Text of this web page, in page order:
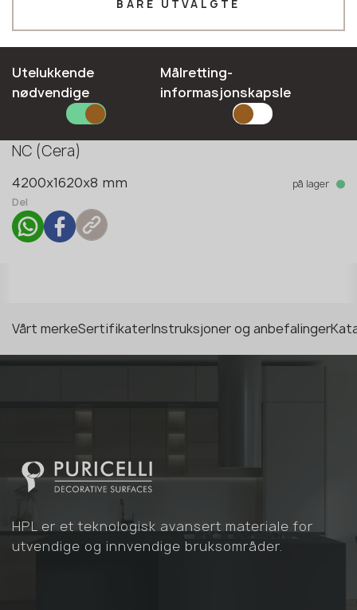
Kolleksjon
Indoor&Outdoor
NC (Cera)
4200x1620x8 mm
på lager
Del
Vårt merkeSertifikaterInstruksjoner og anbefalinger
HPL er et teknologisk avansert materiale for
utvendige og innvendige bruksområder.
E-mail*
SEND INN SØKNADEN DIN
BARE UTVALGTE
Utelukkende
nødvendige
Målretting-
informasjonskapsle